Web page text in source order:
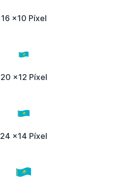
16 x10 Píxel
20 x12 Píxel
24 x14 Píxel